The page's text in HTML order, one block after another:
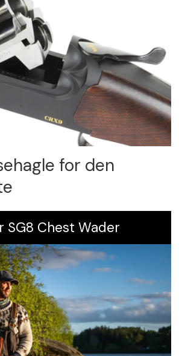
for den
SG8 Chest Wader